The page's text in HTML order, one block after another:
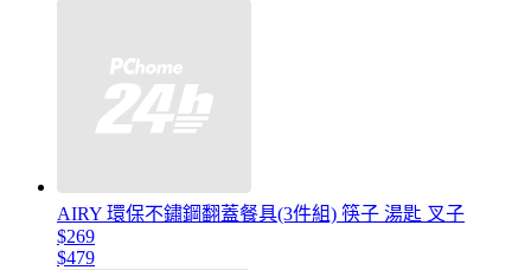
AIRY 環保不鏽鋼翻蓋餐具(3件組) 筷子 湯匙 叉子
$269
$479